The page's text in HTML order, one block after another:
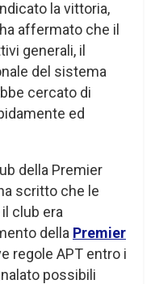
la vittoria,
affermato che il
generali, il
del sistema
cercato di
ed
della Premier
scritto che le
club era
della Premier
regole APT entro i
possibili